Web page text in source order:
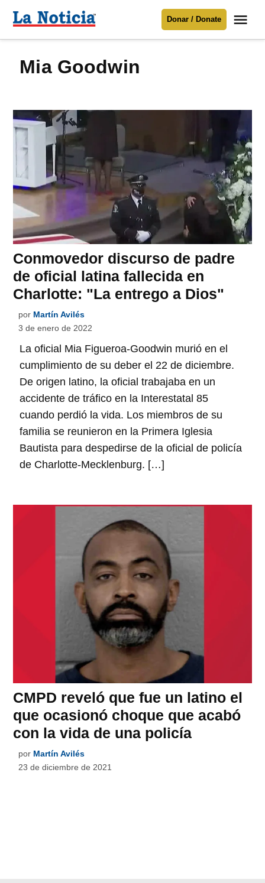
Para mantenerte informado necesitamos
contenido
Noticia
Donar / Donate
Mia Goodwin
Conmovedor discurso de padre
de oficial latina fallecida en
Charlotte: "La entrego a Dios"
por Martín Avilés
3 de enero de 2022
La oficial Mia Figueroa-Goodwin murió en el
cumplimiento de su deber el 22 de diciembre.
De origen latino, la oficial trabajaba en un
accidente de tráfico en la Interestatal 85
cuando perdió la vida. Los miembros de su
familia se reunieron en la Primera Iglesia
Bautista para despedirse de la oficial de policía
de Charlotte-Mecklenburg. […]
CMPD reveló que fue un latino el
que ocasionó choque que acabó
con la vida de una policía
por Martín Avilés
23 de diciembre de 2021